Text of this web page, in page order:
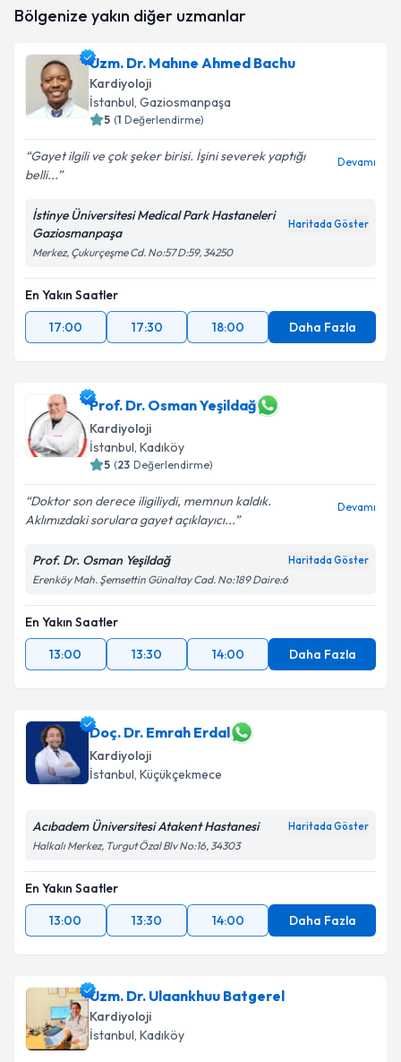
talebi oluşturun. Size bu uzmandan randevu almanız
bilgilendireceğiz.
E-posta Adresiniz
kapsamda işlenmesini kabul ediyorum.
Bölgenize yakın diğer uzmanlar
Uzm. Dr. Mahıne Ahmed Bachu
Kardiyoloji
İstanbul, Gaziosmanpaşa
5 (1 Değerlendirme)
Gayet ilgili ve çok şeker birisi. İşini severek yaptığı
belli...
Devamı
İstinye Üniversitesi Medical Park Hastaneleri
Gaziosmanpaşa
Haritada Göster
Merkez, Çukurçeşme Cd. No:57 D:59, 34250
En Yakın Saatler
17:00
17:30 18:00 Daha Fazla
Prof. Dr. Osman Yeşildağ
Kardiyoloji
İstanbul, Kadıköy
5 (23 Değerlendirme)
Doktor son derece iligiliydi, memnun kaldık.
Aklımızdaki sorulara gayet açıklayıcı...
Devamı
Prof. Dr. Osman Yeşildağ Haritada Göster
Erenköy Mah. Şemsettin Günaltay Cad. No:189 Daire:6
En Yakın Saatler
13:00
13:30 14:00 Daha Fazla
Doç. Dr. Emrah Erdal
Kardiyoloji
İstanbul, Küçükçekmece
Acıbadem Üniversitesi Atakent Hastanesi Haritada Göster
Halkalı Merkez, Turgut Özal Blv No:16, 34303
En Yakın Saatler
13:00
13:30 14:00 Daha Fazla
Uzm. Dr. Ulaankhuu Batgerel
Kardiyoloji
İstanbul, Kadıköy